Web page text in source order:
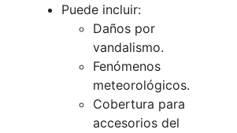
Puede incluir:
Daños por
vandalismo.
Fenómenos
meteorológicos.
Cobertura para
accesorios del